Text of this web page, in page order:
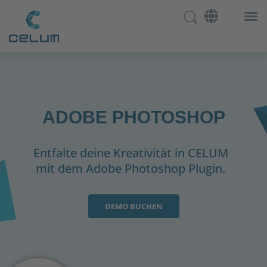
ADOBE PHOTOSHOP
Entfalte deine Kreativität in CELUM
mit dem Adobe Photoshop Plugin.
DEMO BUCHEN